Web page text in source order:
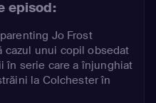
episod:
Jo Frost
cazul unui copil obsedat
în serie care a înjunghiat
la Colchester în